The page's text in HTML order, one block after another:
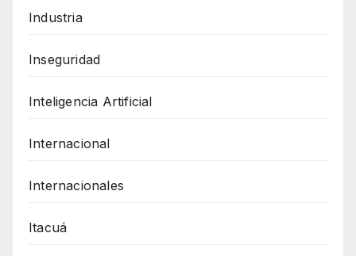
Industria
Inseguridad
Inteligencia Artificial
Internacional
Internacionales
Itacuá